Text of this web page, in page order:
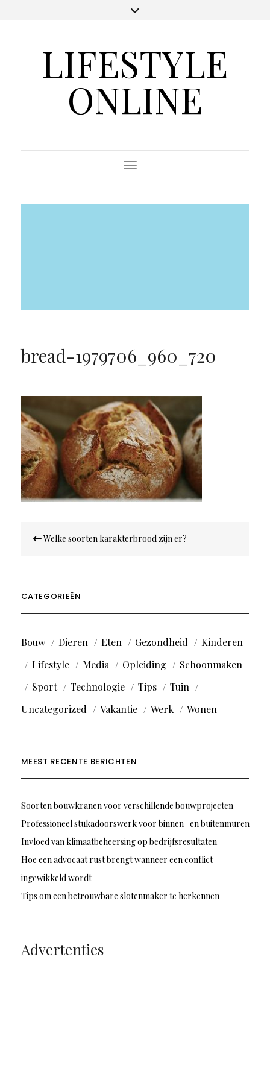
LIFESTYLE
ONLINE
Toggle Navigation
bread-1979706_960_720
navigatie
Welke soorten karakterbrood zijn er?
CATEGORIEËN
Bouw Dieren Eten Gezondheid
Kinderen
Lifestyle
Media Opleiding
Schoonmaken
Sport
Technologie Tips
Tuin
Uncategorized
Vakantie Werk Wonen
MEEST RECENTE BERICHTEN
Soorten bouwkranen voor verschillende bouwprojecten
Professioneel stukadoorswerk voor binnen- en buitenmuren
Invloed van klimaatbeheersing op bedrijfsresultaten
Hoe een advocaat rust brengt wanneer een conflict
ingewikkeld wordt
Tips om een betrouwbare slotenmaker te herkennen
Advertenties